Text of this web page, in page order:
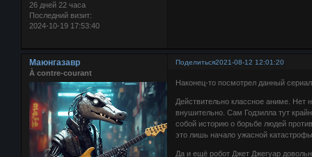
26 дней 22 часа
Последний визит:
2024-10-19 17:53:40
Поделиться2021-08-12 12:01:20
Маюнгазавр
À contre-courant
Наконец-то посмотрел данный
Действительно классное аниме. Нет
внушительно. Сам Годзилла тут
собой историю о борьбе людей
это лишь начало ужасной
Да и ещё робот Джет Джегуар